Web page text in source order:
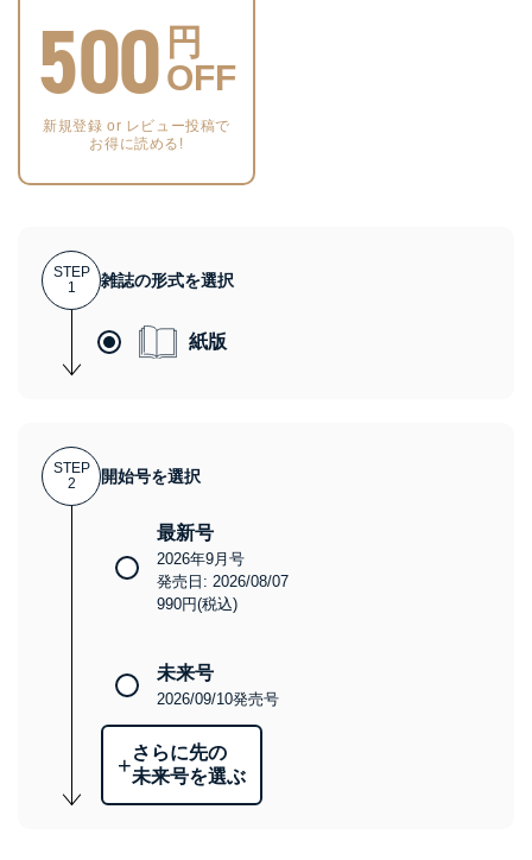
500 円
OFF
新規登録 or レビュー投稿で
お得に読める!
STEP
1
雑誌の形式を選択
紙版
STEP
2
開始号を選択
最新号
2026年9月号
発売日: 2026/08/07
990円(税込)
未来号
2026/09/10発売号
+さらに先の
未来号を選ぶ